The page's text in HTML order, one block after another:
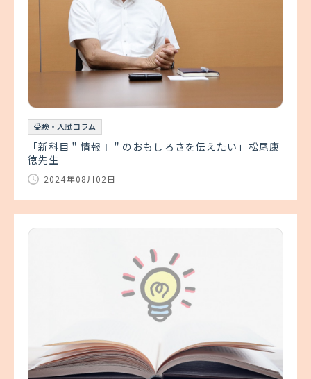
受験・入試コラム
「新科目＂情報Ⅰ＂のおもしろさを伝えたい」松尾康
徳先生
2024年08月02日